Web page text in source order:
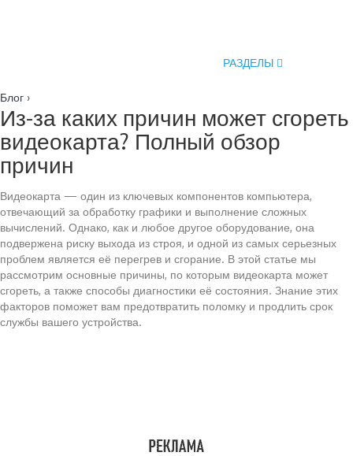
РАЗДЕЛЫ
Блог ›
Из-за каких причин может сгореть
видеокарта? Полный обзор
причин
Видеокарта — один из ключевых компонентов компьютера,
отвечающий за обработку графики и выполнение сложных
вычислений. Однако, как и любое другое оборудование, она
подвержена риску выхода из строя, и одной из самых серьезных
проблем является её перегрев и сгорание. В этой статье мы
рассмотрим основные причины, по которым видеокарта может
сгореть, а также способы диагностики её состояния. Знание этих
факторов поможет вам предотвратить поломку и продлить срок
службы вашего устройства.